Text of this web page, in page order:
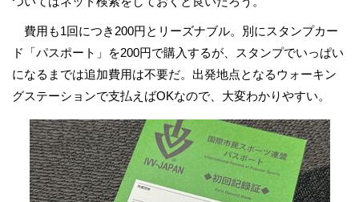
費用も1回につき200円とリーズナブル。別にスタンプカー
ド「パスポート」を200円で購入するが、スタンプでいっぱい
になるまでは追加費用は不要だ。出発地点となるウォーキン
グステーションで支払えばOKなので、大変わかりやすい。